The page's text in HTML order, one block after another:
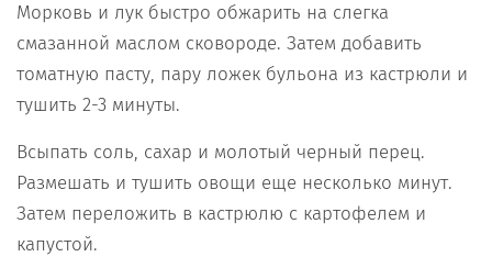
Морковь и лук быстро обжарить на слегка
смазанной маслом сковороде. Затем добавить
томатную пасту, пару ложек бульона из кастрюли и
тушить 2-3 минуты.
Всыпать соль, сахар и молотый черный перец.
Размешать и тушить овощи еще несколько минут.
Затем переложить в кастрюлю с картофелем и
капустой.